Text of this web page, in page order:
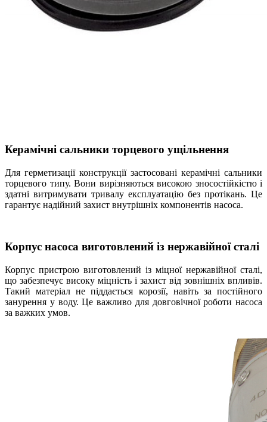
Керамічні сальники торцевого ущільнення
Для герметизації конструкції застосовані керамічні сальники
торцевого типу. Вони вирізняються високою зносостійкістю і
здатні витримувати тривалу експлуатацію без протікань. Це
гарантує надійний захист внутрішніх компонентів насоса.
Корпус насоса виготовлений із нержавійної сталі
Корпус пристрою виготовлений із міцної нержавійної сталі,
що забезпечує високу міцність і захист від зовнішніх впливів.
Такий матеріал не піддається корозії, навіть за постійного
занурення у воду. Це важливо для довговічної роботи насоса
за важких умов.